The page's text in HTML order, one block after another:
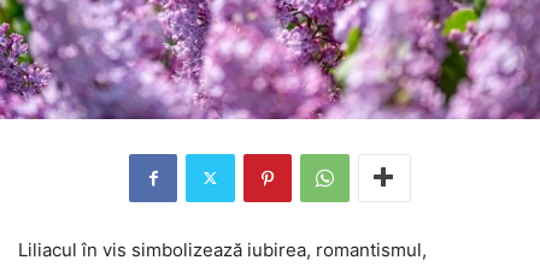
Liliacul în vis simbolizează iubirea, romantismul,